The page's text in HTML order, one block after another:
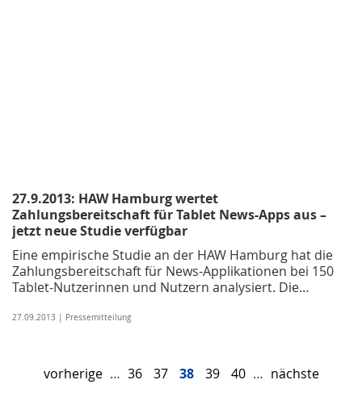
27.9.2013: HAW Hamburg wertet
Zahlungsbereitschaft für Tablet News-Apps aus –
jetzt neue Studie verfügbar
Eine empirische Studie an der HAW Hamburg hat die
Zahlungsbereitschaft für News-Applikationen bei 150
Tablet-Nutzerinnen und Nutzern analysiert. Die…
27.09.2013 | Pressemitteilung
vorherige … 36 37 38 39 40 … nächste